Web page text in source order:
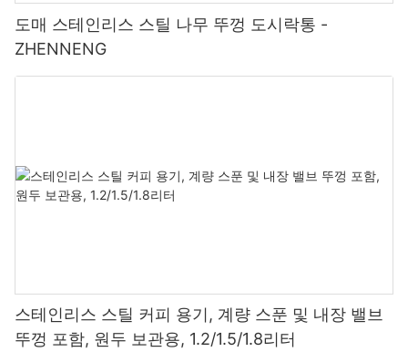
도매 스테인리스 스틸 나무 뚜껑 도시락통 -
ZHENNENG
스테인리스 스틸 커피 용기, 계량 스푼 및 내장 밸브
뚜껑 포함, 원두 보관용, 1.2/1.5/1.8리터